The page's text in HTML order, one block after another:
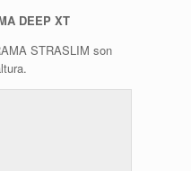
DEEP XT
STRASLIM son